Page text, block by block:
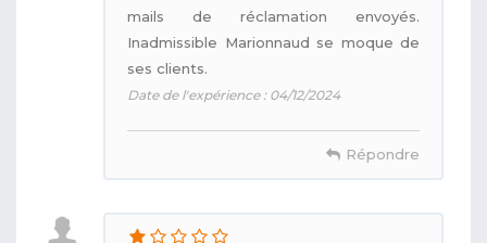
mails de réclamation envoyés.
Inadmissible Marionnaud se moque de
ses clients.
Date de l'expérience : 04/12/2024
Répondre